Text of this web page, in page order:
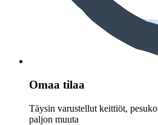
Omaa tilaa
Täysin varustellut keittiöt,
paljon muuta